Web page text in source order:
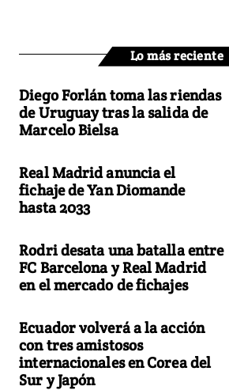
Lo más reciente
Diego Forlán toma las riendas
de Uruguay tras la salida de
Marcelo Bielsa
Real Madrid anuncia el
fichaje de Yan Diomande
hasta 2033
Rodri desata una batalla entre
FC Barcelona y Real Madrid
en el mercado de fichajes
Ecuador volverá a la acción
con tres amistosos
internacionales en Corea del
Sur y Japón